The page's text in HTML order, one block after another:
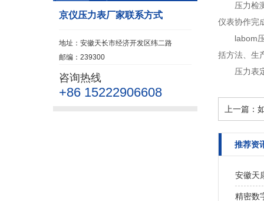
京仪压力表厂家联系方式
地址：安徽天长市经济开发区纬二路
邮编：239300
咨询热线
+86 15222906608
压力检
仪表协作完
labom
括方法、生
压力表
上一篇：
推荐资
安徽天
精密数